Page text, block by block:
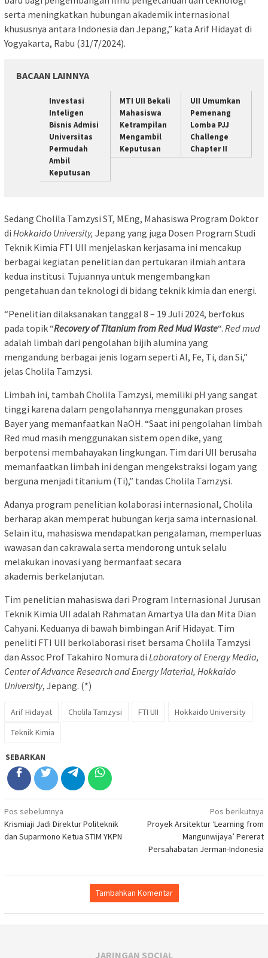
serta meningkatkan hubungan akademik internasional
khususnya antara Indonesia dan Jepang,” kata Arif Hidayat di
Yogyakarta, Rabu (31/7/2024).
BACAAN LAINNYA
Investasi
Inteligen
Bisnis Admisi
Universitas
Permudah
Ambil
Keputusan
MTI UII Bekali
Mahasiswa
Ketrampilan
Mengambil
Keputusan
UII Umumkan
Pemenang
Lomba PJJ
Challenge
Chapter II
Sedang Cholila Tamzysi ST, MEng, Mahasiswa Program Doktor
di Hokkaido University, Jepang yang juga Dosen Program Studi
Teknik Kimia FTI UII menjelaskan kerjasama ini mencakup
berbagai kegiatan penelitian dan pertukaran ilmiah antara
kedua institusi. Tujuannya untuk mengembangkan
pengetahuan dan teknologi di bidang teknik kimia dan energi.
“Penelitian dilaksanakan tanggal 8 – 19 Juli 2024, berfokus
pada topik “Recovery of Titanium from Red Mud Waste“. Red mud
adalah limbah dari pengolahan bijih alumina yang
mengandung berbagai jenis logam seperti Al, Fe, Ti, dan Si,”
jelas Cholila Tamzysi.
Limbah ini, tambah Cholila Tamzysi, memiliki pH yang sangat
tinggi karena dalam pengolahannya menggunakan proses
Bayer yang memanfaatkan NaOH. “Saat ini pengolahan limbah
Red mud masih menggunakan sistem open dike, yang
berpotensi membahayakan lingkungan. Tim dari UII berusaha
memanfaatkan limbah ini dengan mengekstraksi logam yang
berguna menjadi titanium (Ti),” tandas Cholila Tamzysi.
Adanya program penelitian kolaborasi internasional, Cholila
berharap akan memperat hubungan kerja sama internasional.
Selain itu, mahasiswa mendapatkan pengalaman, memperluas
wawasan dan cakrawala serta mendorong untuk selalu
melakukan inovasi yang bermanfaat secara
akademis berkelanjutan.
Tim penelitian mahasiswa dari Program Internasional Jurusan
Teknik Kimia UII adalah Rahmatan Amartya Ula dan Mita Dian
Cahyani. Keduanya di bawah bimbingan Arif Hidayat. Tim
peneliti FTI UII berkolaborasi riset bersama Cholila Tamzysi
dan Assoc Prof Takahiro Nomura di Laboratory of Energy Media,
Center of Advance Research and Energy Material, Hokkaido
University, Jepang. (*)
Arif Hidayat Cholila Tamzysi FTI UII
Hokkaido University
Teknik Kimia
SEBARKAN
Navigasi
pos
Pos sebelumnya
Krismiaji Jadi Direktur Politeknik
dan Suparmono Ketua STIM YKPN
Pos berikutnya
Proyek Arsitektur ‘Learning from
Mangunwijaya’ Pererat
Persahabatan Jerman-Indonesia
Tambahkan Komentar
JARINGAN SOCIAL